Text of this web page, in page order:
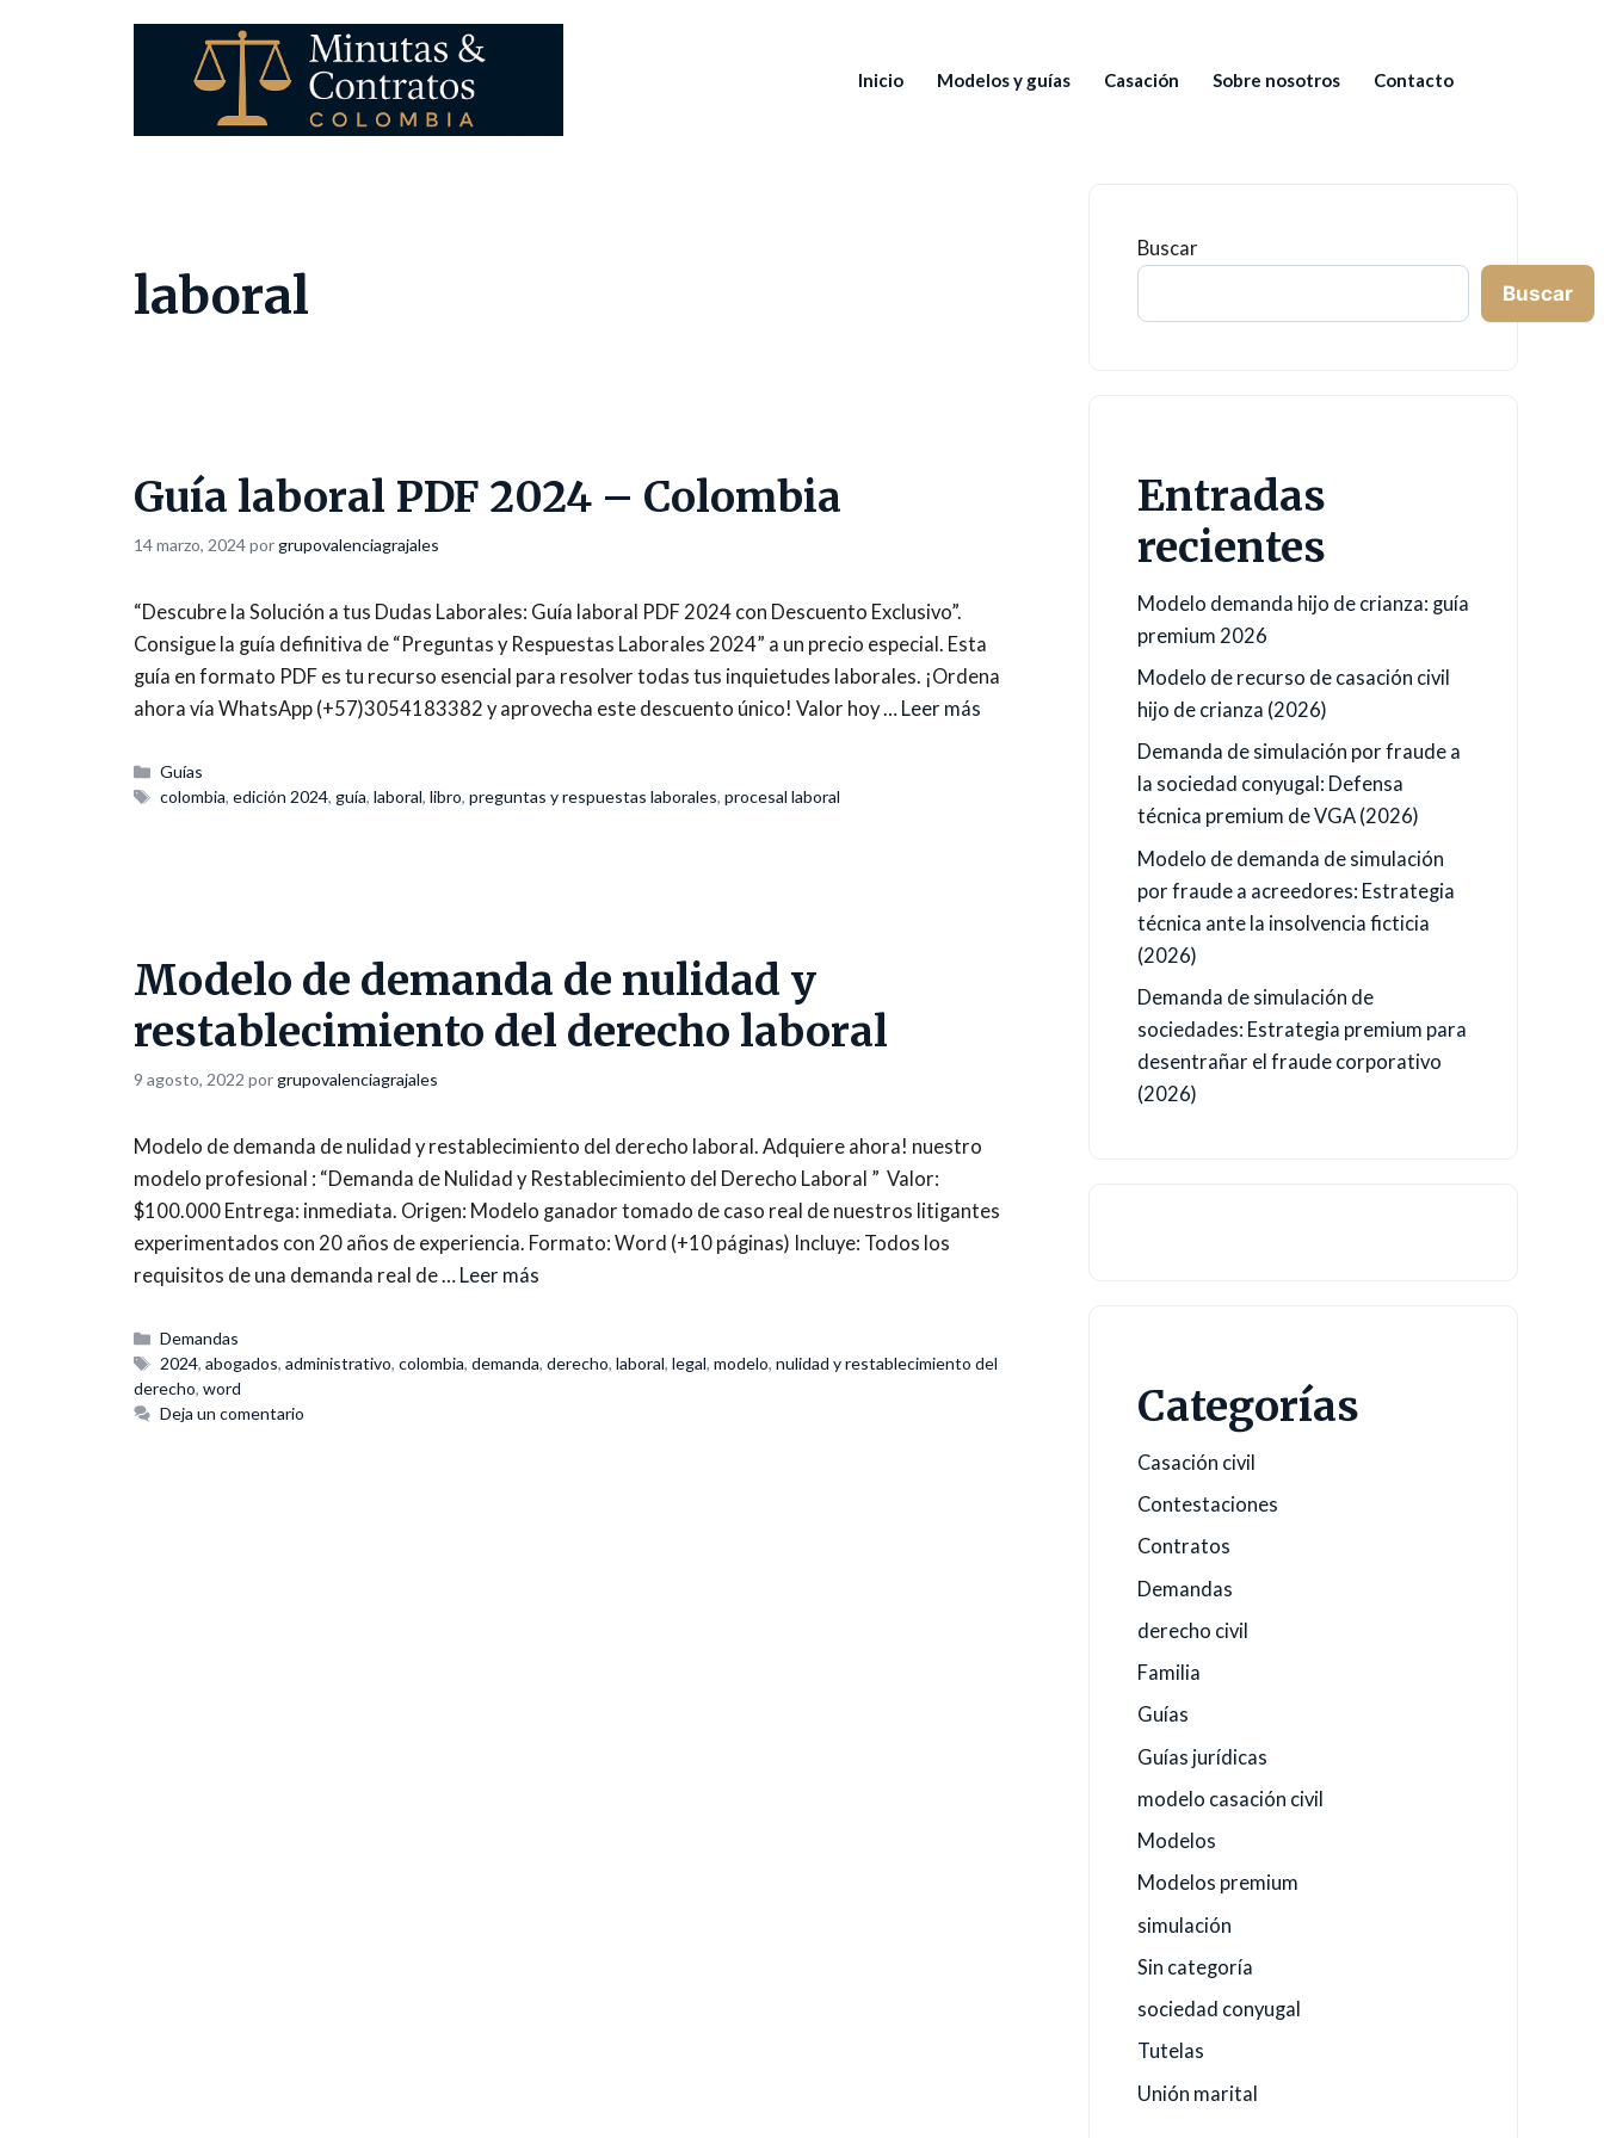
Inicio Modelos y guías Casación Sobre nosotros Contacto
laboral
Guía laboral PDF 2024 – Colombia
14 marzo, 2024porgrupovalenciagrajales
“Descubre la Solución a tus Dudas Laborales: Guía laboral PDF 2024 con Descuento Exclusivo”.
Consigue la guía definitiva de “Preguntas y Respuestas Laborales 2024” a un precio especial. Esta
guía en formato PDF es tu recurso esencial para resolver todas tus inquietudes laborales. ¡Ordena
ahora vía WhatsApp (+57)3054183382 y aprovecha este descuento único! Valor hoy … Leer más
Categorías
Guías
Etiquetas
colombia,edición 2024,guía,laboral,libro,preguntas y respuestas laborales,procesal laboral
Modelo de demanda de nulidad y
restablecimiento del derecho laboral
9 agosto, 2022 porgrupovalenciagrajales
Modelo de demanda de nulidad y restablecimiento del derecho laboral. Adquiere ahora! nuestro
modelo profesional : “Demanda de Nulidad y Restablecimiento del Derecho Laboral ” Valor:
$100.000 Entrega: inmediata. Origen: Modelo ganador tomado de caso real de nuestros litigantes
experimentados con 20 años de experiencia. Formato: Word (+10 páginas) Incluye: Todos los
requisitos de una demanda real de … Leer más
Categorías
Demandas
Etiquetas
2024,abogados,administrativo,colombia,demanda,derecho,laboral,legal,modelo,nulidad y restablecimiento del
derecho, word
Deja un comentario
Buscar
Buscar
Entradas
recientes
Modelo demanda hijo de crianza: guía
premium 2026
Modelo de recurso de casación civil
hijo de crianza (2026)
Demanda de simulación por fraude a
la sociedad conyugal: Defensa
técnica premium de VGA (2026)
Modelo de demanda de simulación
por fraude a acreedores: Estrategia
técnica ante la insolvencia ficticia
(2026)
Demanda de simulación de
sociedades: Estrategia premium para
desentrañar el fraude corporativo
(2026)
Categorías
Casación civil
Contestaciones
Contratos
Demandas
derecho civil
Familia
Guías
Guías jurídicas
modelo casación civil
Modelos
Modelos premium
simulación
Sin categoría
sociedad conyugal
Tutelas
Unión marital